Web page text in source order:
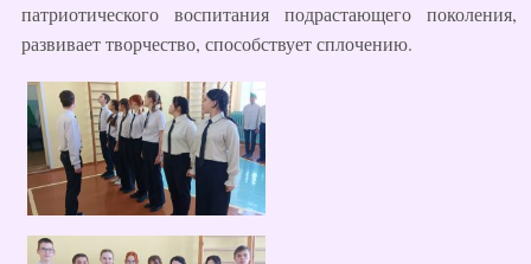
патриотического воспитания подрастающего поколения,
развивает творчество, способствует сплочению.